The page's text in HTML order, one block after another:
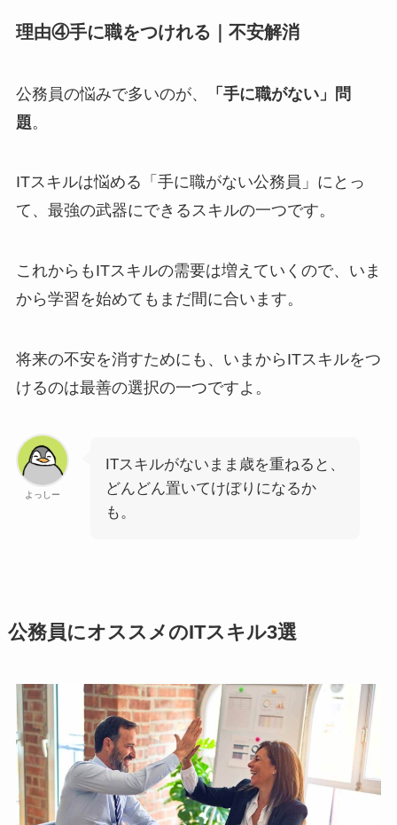
理由④手に職をつけれる｜不安解消
公務員の悩みで多いのが、
「手に職がない」問
題。
ITスキルは悩める「手に職がない公務員」にとっ
て、最強の武器にできるスキルの一つです。
これからもITスキルの需要は増えていくので、いま
から学習を始めてもまだ間に合います。
将来の不安を消すためにも、いまからITスキルをつ
けるのは最善の選択の一つですよ。
よっしー
ITスキルがないまま歳を重ねると、
どんどん置いてけぼりになるか
も。
公務員にオススメのITスキル3選